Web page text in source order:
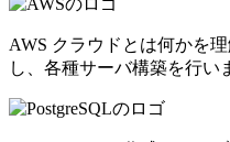
AWS クラウドとは何かを
し、各種サーバ構築を行い